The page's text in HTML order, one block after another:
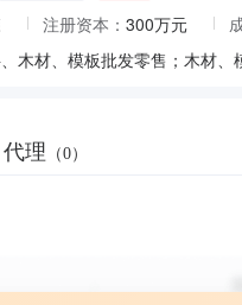
注册资本： 300万元
木材、模板批发零售；木材
代理 （0）